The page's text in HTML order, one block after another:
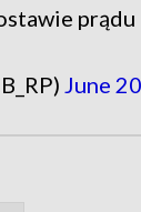
prądu
June